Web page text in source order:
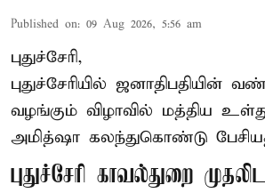
Published on: 09 Aug 2026, 5:56 am
புதுச்சேரி,
புதுச்சேரியில் ஜனாதிபதியின்
வழங்கும் விழாவில் மத்திய
அமித்ஷா கலந்துகொண்டு
புதுச்சேரி காவல்துறை